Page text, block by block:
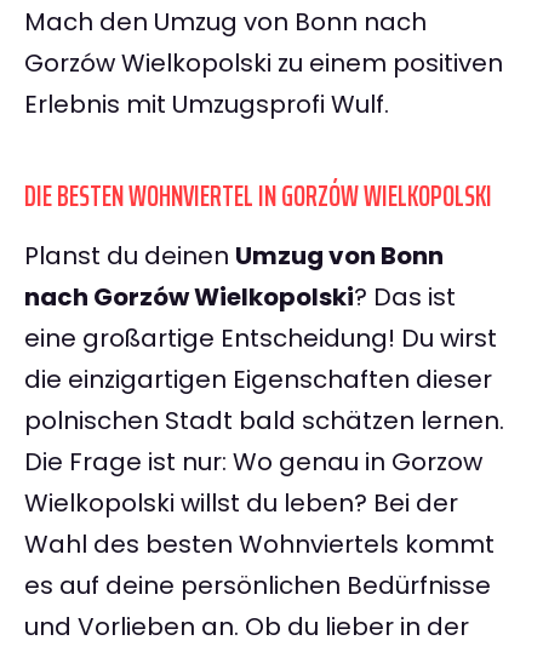
Mach den Umzug von Bonn nach
Gorzów Wielkopolski zu einem positiven
Erlebnis mit Umzugsprofi Wulf.
DIE BESTEN WOHNVIERTEL IN GORZÓW WIELKOPOLSKI
Planst du deinen Umzug von Bonn
nach Gorzów Wielkopolski? Das ist
eine großartige Entscheidung! Du wirst
die einzigartigen Eigenschaften dieser
polnischen Stadt bald schätzen lernen.
Die Frage ist nur: Wo genau in Gorzow
Wielkopolski willst du leben? Bei der
Wahl des besten Wohnviertels kommt
es auf deine persönlichen Bedürfnisse
und Vorlieben an. Ob du lieber in der